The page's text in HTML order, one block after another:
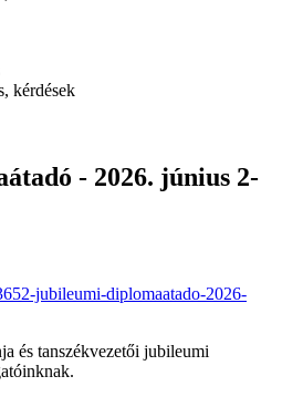
kérdések
- 2026. június 2-
jubileumi-diplomaatado-2026-
és tanszékvezetői jubileumi